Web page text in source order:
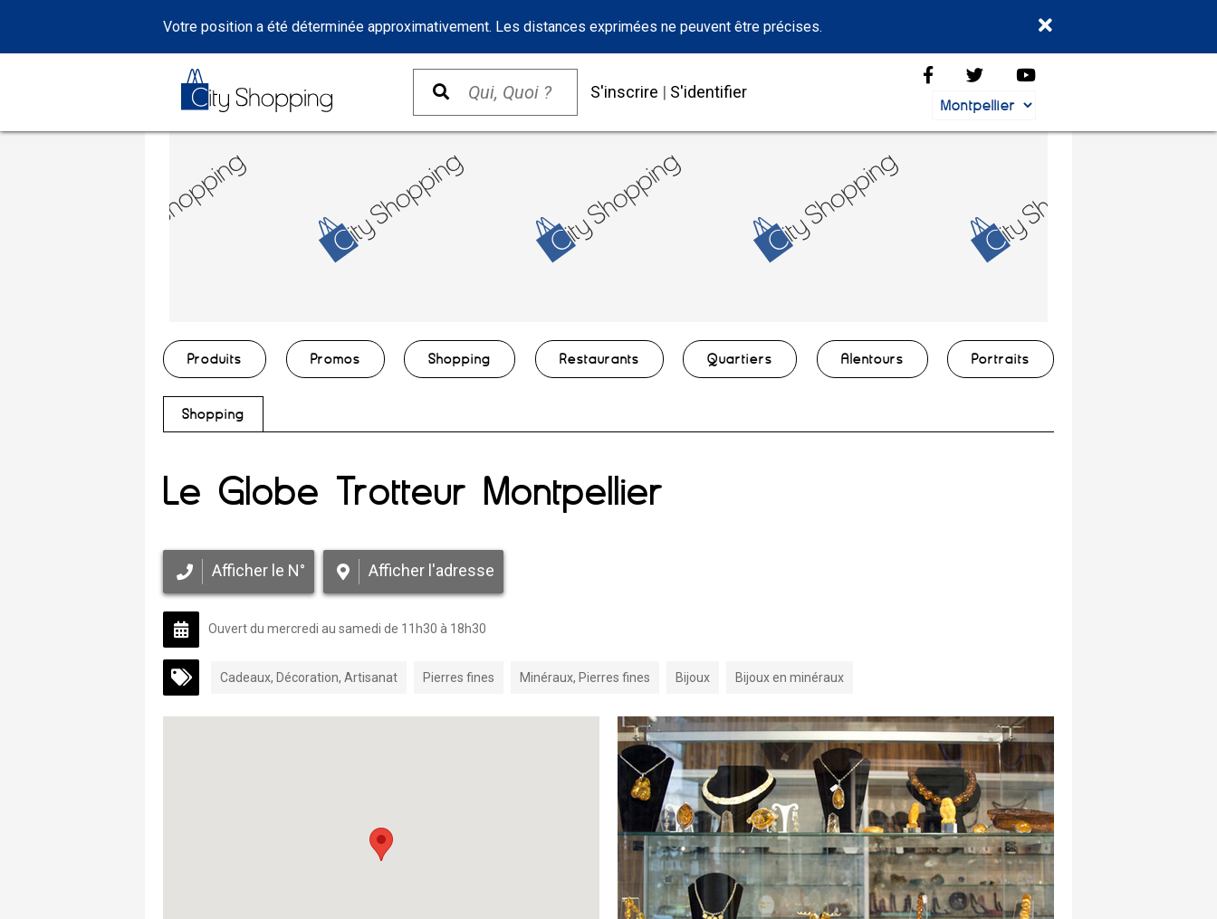
Votre position a été déterminée approximativement. Les distances exprimées ne peuvent être précises.
S'inscrire | S'identifier
Produits Promos Shopping Restaurants Quartiers Alentours Portraits
Shopping
Le Globe Trotteur Montpellier
Afficher le N° Afficher l'adresse
Ouvert du mercredi au samedi de 11h30 à 18h30
Cadeaux, Décoration, Artisanat Pierres fines Minéraux, Pierres fines Bijoux Bijoux en minéraux